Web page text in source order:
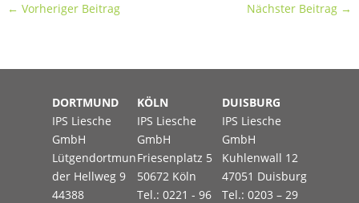
← Vorheriger Beitrag Nächster Beitrag →
DORTMUND
IPS Liesche
GmbH
Lütgendortmun
der Hellweg 9
44388
KÖLN
IPS Liesche
GmbH
Friesenplatz 5
50672 Köln
Tel.: 0221 - 96
DUISBURG
IPS Liesche
GmbH
Kuhlenwall 12
47051 Duisburg
Tel.: 0203 – 29